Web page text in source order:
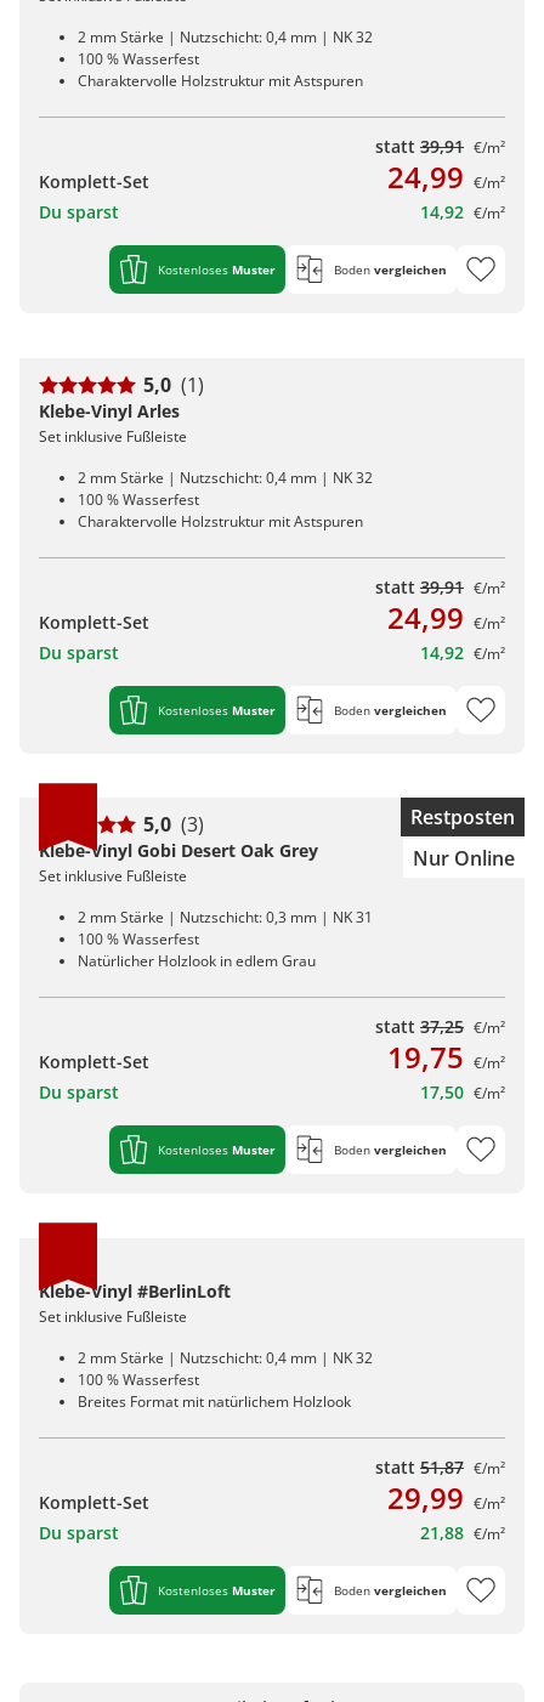
2 mm Stärke | Nutzschicht: 0,4 mm | NK 32
100 % Wasserfest
Charaktervolle Holzstruktur mit Astspuren
statt 39,91 €/m²
Komplett-Set 24,99 €/m²
Du sparst 14,92 €/m²
Kostenloses Muster Boden vergleichen
5,0 (1)
Klebe-Vinyl Arles
Set inklusive Fußleiste
2 mm Stärke | Nutzschicht: 0,4 mm | NK 32
100 % Wasserfest
Charaktervolle Holzstruktur mit Astspuren
statt 39,91 €/m²
Komplett-Set 24,99 €/m²
Du sparst 14,92 €/m²
Kostenloses Muster Boden vergleichen
Restposten
Nur Online
5,0 (3)
Klebe-Vinyl Gobi Desert Oak Grey
Set inklusive Fußleiste
2 mm Stärke | Nutzschicht: 0,3 mm | NK 31
100 % Wasserfest
Natürlicher Holzlook in edlem Grau
statt 37,25 €/m²
Komplett-Set 19,75 €/m²
Du sparst 17,50 €/m²
Kostenloses Muster Boden vergleichen
Klebe-Vinyl #BerlinLoft
Set inklusive Fußleiste
2 mm Stärke | Nutzschicht: 0,4 mm | NK 32
100 % Wasserfest
Breites Format mit natürlichem Holzlook
statt 51,87 €/m²
Komplett-Set 29,99 €/m²
Du sparst 21,88 €/m²
Kostenloses Muster Boden vergleichen